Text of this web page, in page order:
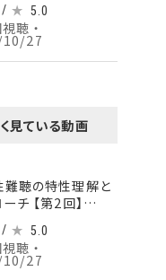
め
/ 5.0
聴 ・
27
見ている動画
難聴の特性理解と
チ 【第2回】
一側性難聴への支
め
/ 5.0
聴 ・
27